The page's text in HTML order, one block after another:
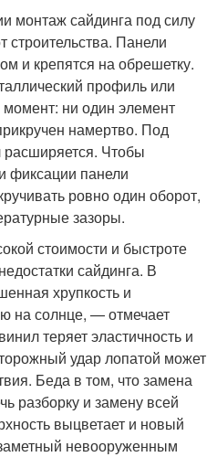
монтаж сайдинга под силу
строительства. Панели
и крепятся на обрешетку.
профиль или
ни один элемент
намертво. Под
расширяется. Чтобы
фиксации панели
ровно один оборот,
зазоры.
стоимости и быстроте
сайдинга. В
хрупкость и
на солнце, — отмечает
теряет эластичность и
удар лопатой может
Беда в том, что замена
разборку и замену всей
выцветает и новый
невооруженным